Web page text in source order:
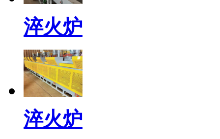
淬火炉
淬火炉